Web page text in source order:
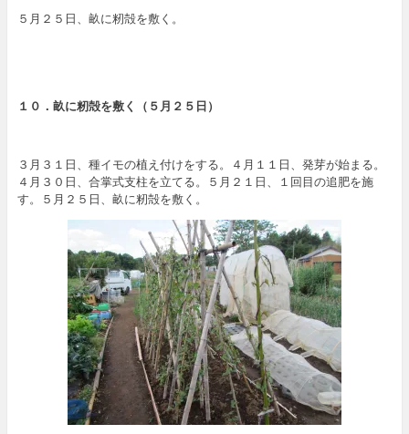
５月２５日、畝に籾殻を敷く。
１０． 畝に籾殻を敷く （５月２５日）
３月３１日、種イモの植え付けをする。４月１１日、発芽が始まる。
４月３０日、合掌式支柱を立てる。５月２１日、１回目の追肥を施
す。５月２５日、畝に籾殻を敷く。